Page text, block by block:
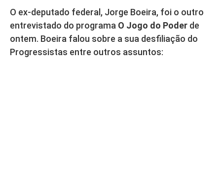
O ex-deputado federal, Jorge Boeira, foi o outro
entrevistado do programa O Jogo do Poder de
ontem. Boeira falou sobre a sua desfiliação do
Progressistas entre outros assuntos: